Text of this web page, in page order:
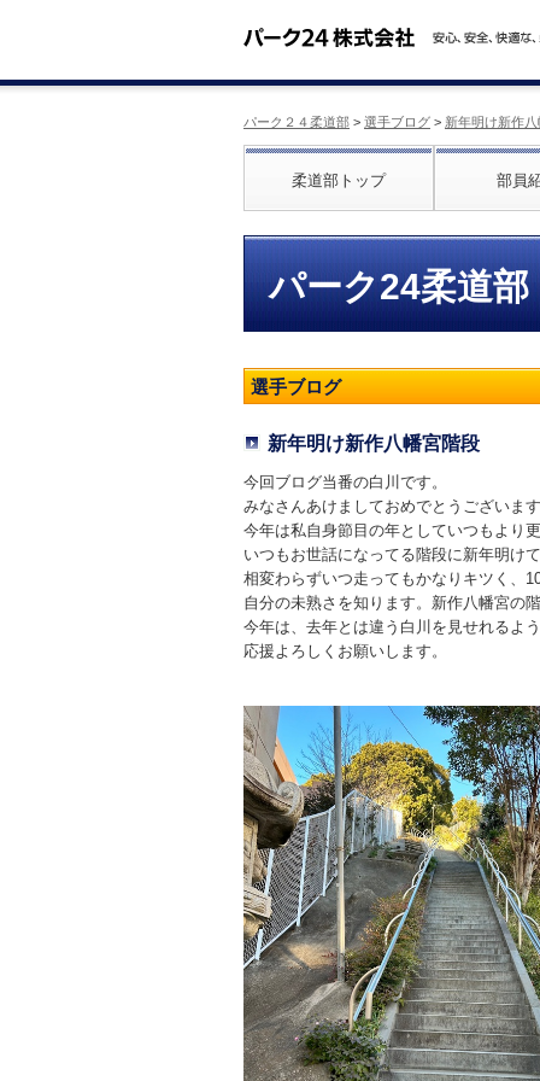
パーク２４柔道部 > 選手ブログ > 新年明け新作
柔道部トップ 部員
パーク24柔道部
選手ブログ
新年明け新作八幡宮階段
今回ブログ当番の白川です。
みなさんあけましておめでとうございま
今年は私自身節目の年としていつもより
いつもお世話になってる階段に新年明け
相変わらずいつ走ってもかなりキツく、
自分の未熟さを知ります。新作八幡宮の
今年は、去年とは違う白川を見せれるよ
応援よろしくお願いします。